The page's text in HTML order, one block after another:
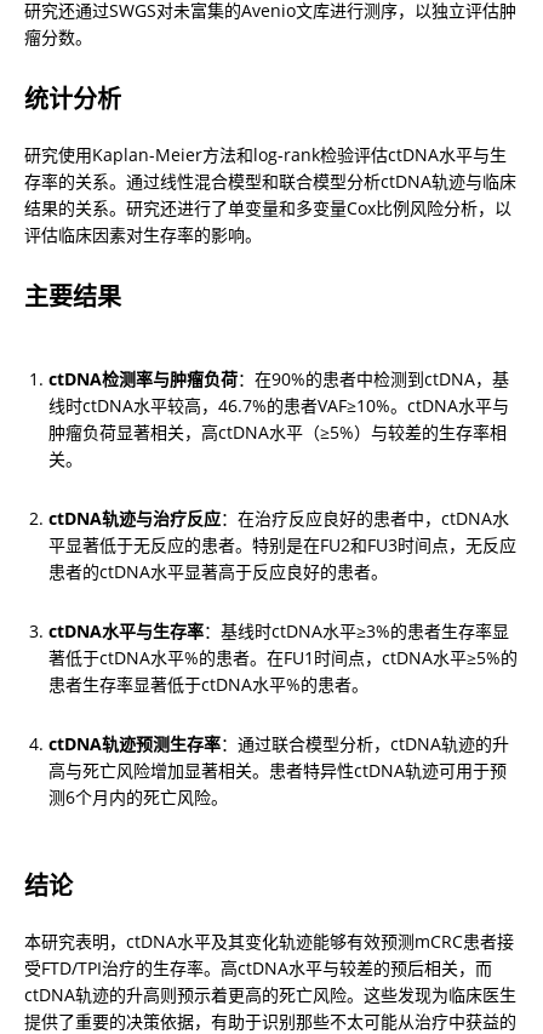
研究还通过SWGS对未富集的Avenio文库进行测序，以独立评估肿
瘤分数。
统计分析
研究使用Kaplan-Meier方法和log-rank检验评估ctDNA水平与生
存率的关系。通过线性混合模型和联合模型分析ctDNA轨迹与临床
结果的关系。研究还进行了单变量和多变量Cox比例风险分析，以
评估临床因素对生存率的影响。
主要结果
ctDNA检测率与肿瘤负荷：在90%的患者中检测到ctDNA，基
线时ctDNA水平较高，46.7%的患者VAF≥10%。ctDNA水平与
肿瘤负荷显著相关，高ctDNA水平（≥5%）与较差的生存率相
关。
ctDNA轨迹与治疗反应：在治疗反应良好的患者中，ctDNA水
平显著低于无反应的患者。特别是在FU2和FU3时间点，无反应
患者的ctDNA水平显著高于反应良好的患者。
ctDNA水平与生存率：基线时ctDNA水平≥3%的患者生存率显
著低于ctDNA水平%的患者。在FU1时间点，ctDNA水平≥5%的
患者生存率显著低于ctDNA水平%的患者。
ctDNA轨迹预测生存率：通过联合模型分析，ctDNA轨迹的升
高与死亡风险增加显著相关。患者特异性ctDNA轨迹可用于预
测6个月内的死亡风险。
结论
本研究表明，ctDNA水平及其变化轨迹能够有效预测mCRC患者接
受FTD/TPI治疗的生存率。高ctDNA水平与较差的预后相关，而
ctDNA轨迹的升高则预示着更高的死亡风险。这些发现为临床医生
提供了重要的决策依据，有助于识别那些不太可能从治疗中获益的